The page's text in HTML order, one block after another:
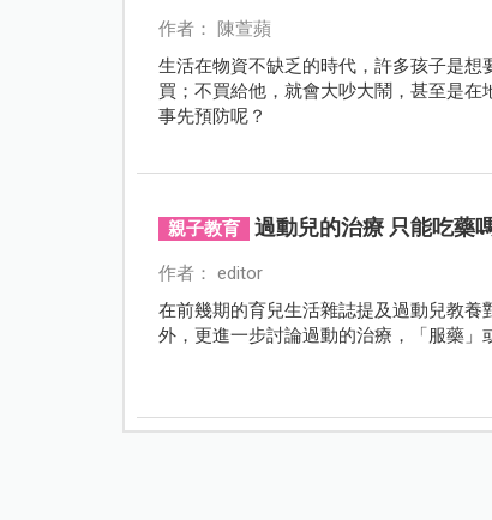
作者： 陳萱蘋
生活在物資不缺乏的時代，許多孩子是
買；不買給他，就會大吵大鬧，甚至是
事先預防呢？
親子教育 過動兒的治療 只能吃藥
作者： editor
在前幾期的育兒生活雜誌提及過動兒教
外，更進一步討論過動的治療，「服藥」